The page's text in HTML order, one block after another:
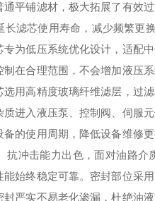
通平铺滤材，极大拓展了有效
长滤芯使用寿命，减少频繁更
为低压系统优化设计，适配
在合理范围，不会增加液压
用高精度玻璃纤维滤层，过
进入液压泵、控制阀、伺服
的使用周期，降低设备维修
抗冲击能力出色，面对油路
始终稳定可靠。密封部位采
严实不易老化渗漏，杜绝油